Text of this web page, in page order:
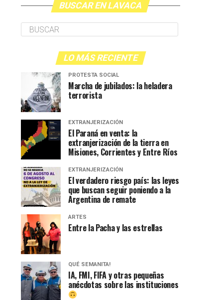
BUSCAR EN LAVACA
LO MÁS RECIENTE
PROTESTA SOCIAL
Marcha de jubilados: la heladera
terrorista
EXTRANJERIZACIÓN
El Paraná en venta: la
extranjerización de la tierra en
Misiones, Corrientes y Entre Ríos
EXTRANJERIZACIÓN
El verdadero riesgo país: las leyes
que buscan seguir poniendo a la
Argentina de remate
ARTES
Entre la Pacha y las estrellas
QUÉ SEMANITA!
IA, FMI, FIFA y otras pequeñas
anécdotas sobre las instituciones